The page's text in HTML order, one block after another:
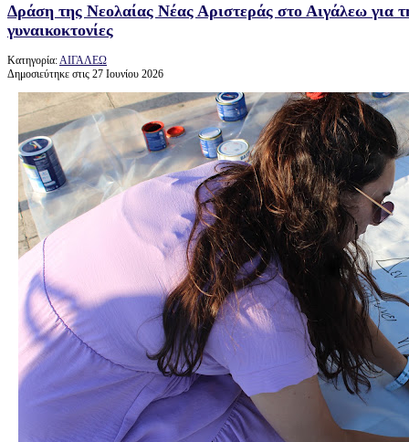
Δράση της Νεολαίας Νέας Αριστεράς στο Αιγάλεω για
γυναικοκτονίες
Κατηγορία: ΑΙΓΑΛΕΩ
Δημοσιεύτηκε στις 27 Ιουνίου 2026